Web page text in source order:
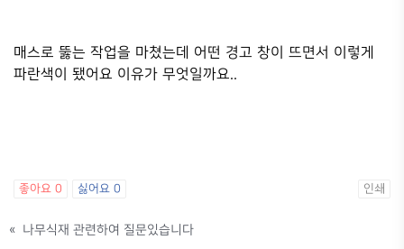
매스로 뚫는 작업을 마쳤는데 어떤 경고 창이 뜨면서 이렇게
파란색이 됐어요 이유가 무엇일까요..
좋아요 0 싫어요 0 인쇄
« 나무식재 관련하여 질문있습니다